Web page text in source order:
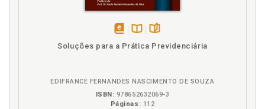
Lei Eloy Chaves: um divisor de águas no trato da
Magistério. Tempo de contribuição especial do
disponívelDisponível
páginas
Soluções para a Prática Previdenciária
EDIFRANCE FERNANDES NASCIMENTO DE SOUZA
ISBN: 978652632069-3
Páginas: 112